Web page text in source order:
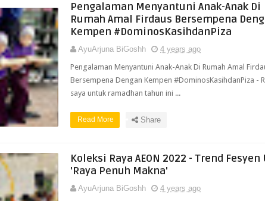
Pengalaman Menyantuni Anak-Anak Di
Rumah Amal Firdaus Bersempena
Kempen #DominosKasihdanPiza
AyuArjuna BiGoshh
4 years ago
Pengalaman Menyantuni Anak-Anak Di Rumah Amal
Bersempena Dengan Kempen #DominosKasihdanPiza -
saya untuk ramadhan tahun ini ...
Read More Share
Koleksi Raya AEON 2022 - Trend
'Raya Penuh Makna'
AyuArjuna BiGoshh
4 years ago